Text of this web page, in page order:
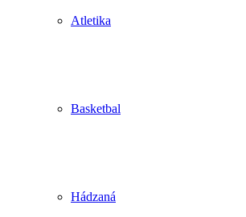
Atletika
Basketbal
Hádzaná